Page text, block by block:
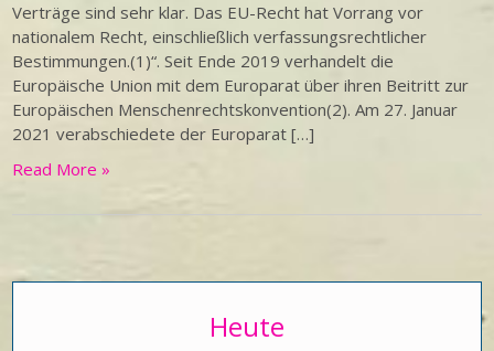
Verträge sind sehr klar. Das EU-Recht hat Vorrang vor
nationalem Recht, einschließlich verfassungsrechtlicher
Bestimmungen.(1)“. Seit Ende 2019 verhandelt die
Europäische Union mit dem Europarat über ihren Beitritt zur
Europäischen Menschenrechtskonvention(2). Am 27. Januar
2021 verabschiedete der Europarat […]
Read More »
Heute